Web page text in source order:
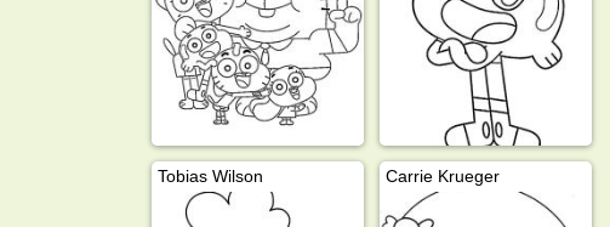
Tobias Wilson Carrie Krueger